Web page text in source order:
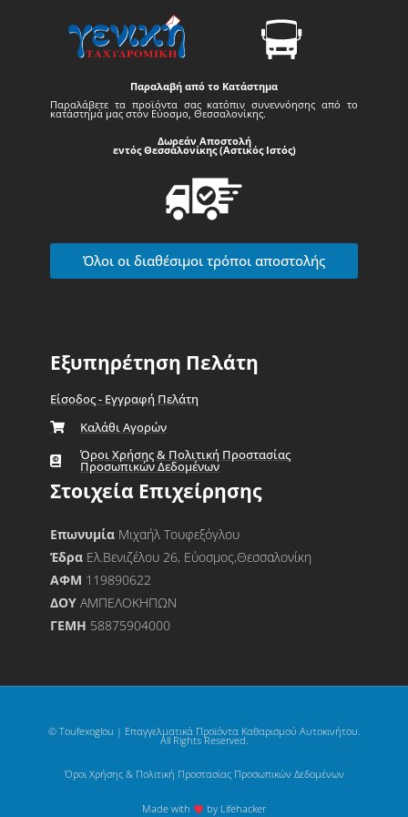
Παραλαβή από το Κατάστημα
Παραλάβετε τα προϊόντα σας κατόπιν συνεννόησης από το
κατάστημά μας στον Εύοσμο, Θεσσαλονίκης.
Δωρεάν Αποστολή
εντός Θεσσαλονίκης (Αστικός Ιστός)
Όλοι οι διαθέσιμοι τρόποι αποστολής
Εξυπηρέτηση Πελάτη
Είσοδος - Εγγραφή Πελάτη
Καλάθι Αγορών
Όροι Χρήσης & Πολιτική Προστασίας
Προσωπικών Δεδομένων
Στοιχεία Επιχείρησης
Επωνυμία Μιχαήλ Τουφεξόγλου
Έδρα Ελ.Βενιζέλου 26, Εύοσμος,Θεσσαλονίκη
ΑΦΜ 119890622
ΔΟΥΑΜΠΕΛΟΚΗΠΩΝ
ΓΕΜΗ 58875904000
© Toufexoglou | Επαγγελματικά Προϊόντα Καθαρισμού Αυτοκινήτου.
All Rights Reserved.
Όροι Χρήσης & Πολιτική Προστασίας Προσωπικών Δεδομένων
Made with by Lifehacker